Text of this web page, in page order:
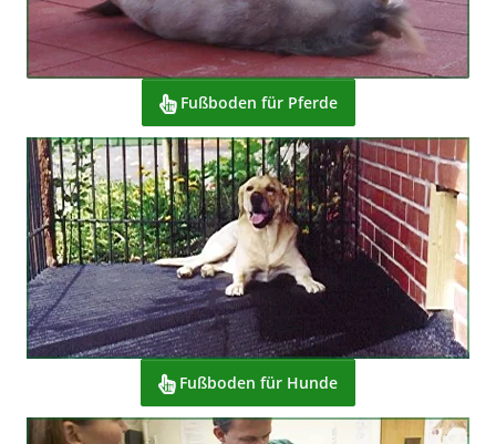
Fußboden für Pferde
Fußboden für Hunde